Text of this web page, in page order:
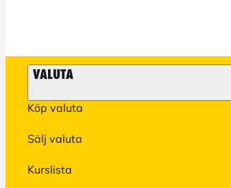
VALUTA
Köp valuta
Sälj valuta
Kurslista